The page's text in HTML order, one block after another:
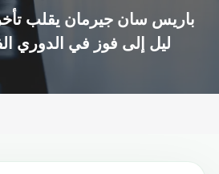
باريس سان جيرمان يقلب
ليل إلى فوز في الدوري